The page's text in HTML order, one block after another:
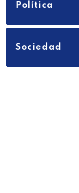
Política
Sociedad